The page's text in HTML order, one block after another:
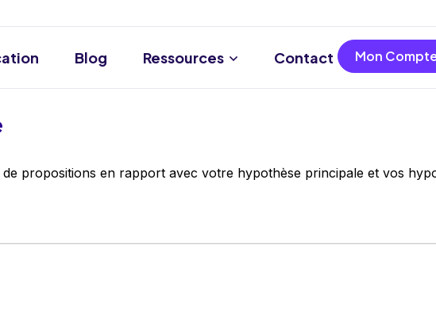
Blog Ressources Contact Mon
propositions en rapport avec votre hypothèse principale et vos